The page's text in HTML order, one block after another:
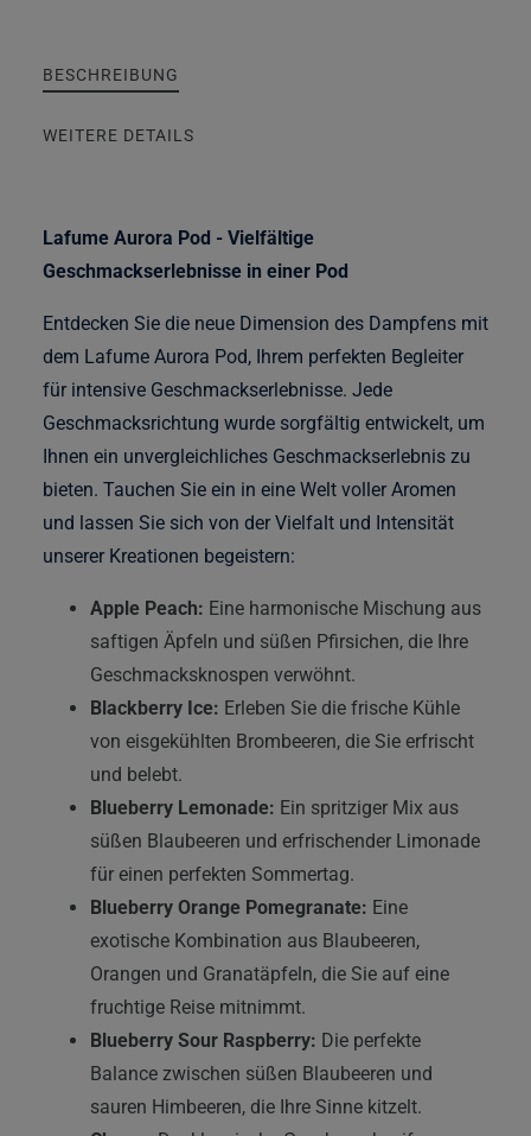
BESCHREIBUNG
WEITERE DETAILS
Lafume Aurora Pod - Vielfältige
Geschmackserlebnisse in einer Pod
Entdecken Sie die neue Dimension des Dampfens mit
dem Lafume Aurora Pod, Ihrem perfekten Begleiter
für intensive Geschmackserlebnisse. Jede
Geschmacksrichtung wurde sorgfältig entwickelt, um
Ihnen ein unvergleichliches Geschmackserlebnis zu
bieten. Tauchen Sie ein in eine Welt voller Aromen
und lassen Sie sich von der Vielfalt und Intensität
unserer Kreationen begeistern:
Apple Peach: Eine harmonische Mischung aus
saftigen Äpfeln und süßen Pfirsichen, die Ihre
Geschmacksknospen verwöhnt.
Blackberry Ice: Erleben Sie die frische Kühle
von eisgekühlten Brombeeren, die Sie erfrischt
und belebt.
Blueberry Lemonade: Ein spritziger Mix aus
süßen Blaubeeren und erfrischender Limonade
für einen perfekten Sommertag.
Blueberry Orange Pomegranate: Eine
exotische Kombination aus Blaubeeren,
Orangen und Granatäpfeln, die Sie auf eine
fruchtige Reise mitnimmt.
Blueberry Sour Raspberry: Die perfekte
Balance zwischen süßen Blaubeeren und
sauren Himbeeren, die Ihre Sinne kitzelt.